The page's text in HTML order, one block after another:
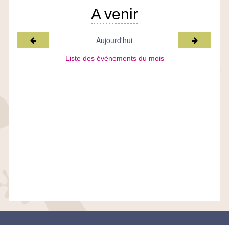
A venir
Mois précédent Aujourd'hui Mois
Liste des événements du mois